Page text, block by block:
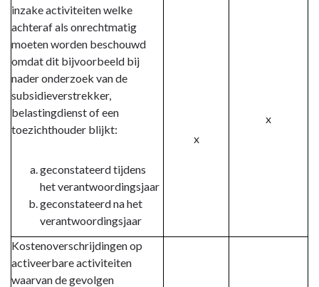
inzake activiteiten welke
achteraf als onrechtmatig
moeten worden beschouwd
omdat dit bijvoorbeeld bij
nader onderzoek van de
subsidieverstrekker,
belastingdienst of een
toezichthouder blijkt:
geconstateerd tijdens
het verantwoordingsjaar
geconstateerd na het
verantwoordingsjaar
x
x
Kostenoverschrijdingen op
activeerbare activiteiten
waarvan de gevolgen